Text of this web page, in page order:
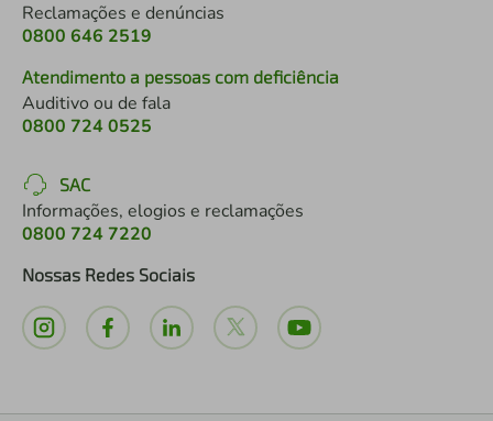
Reclamações e denúncias
0800 646 2519
Atendimento a pessoas com deficiência
Auditivo ou de fala
0800 724 0525
SAC
Informações, elogios e reclamações
0800 724 7220
Nossas Redes Sociais